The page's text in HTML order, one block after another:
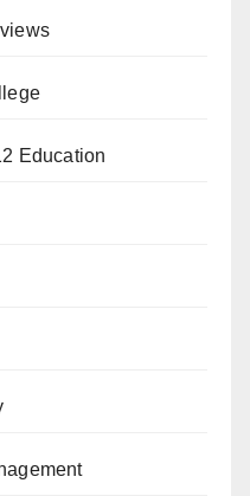
Education